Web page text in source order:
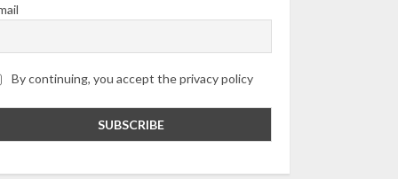
By continuing, you accept the privacy policy